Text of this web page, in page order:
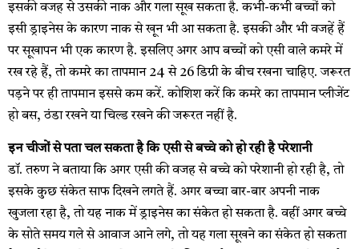
इसकी वजह से उसकी नाक और गला सूख सकता है. कभी-कभी बच्चों को
इसी ड्राइनेस के कारण नाक से खून भी आ सकता है. इसकी और भी वजहें हैं
पर सूखापन भी एक कारण है. इसलिए अगर आप बच्चों को एसी वाले कमरे में
रख रहे हैं, तो कमरे का तापमान 24 से 26 डिग्री के बीच रखना चाहिए. जरूरत
पड़ने पर ही तापमान इससे कम करें. कोशिश करें कि कमरे का तापमान प्लीजेंट
हो बस, ठंडा रखने या चिल्ड रखने की जरूरत नहीं है.
इन चीजों से पता चल सकता है कि एसी से बच्चे को हो रही है परेशानी
डॉ. तरुण ने बताया कि अगर एसी की वजह से बच्चे को परेशानी हो रही है, तो
इसके कुछ संकेत साफ दिखने लगते हैं. अगर बच्चा बार-बार अपनी नाक
खुजला रहा है, तो यह नाक में ड्राइनेस का संकेत हो सकता है. वहीं अगर बच्चे
के सोते समय गले से आवाज आने लगे, तो यह गला सूखने का संकेत हो सकता